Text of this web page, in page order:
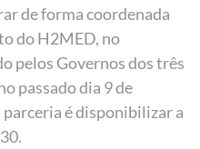
de forma coordenada
do H2MED, no
pelos Governos dos três
passado dia 9 de
é disponibilizar a